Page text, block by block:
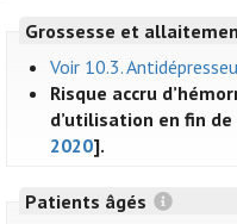
Grossesse et
Voir 10.3.
Risque accru
d’utilisation en fin
2020].
Patients âgés